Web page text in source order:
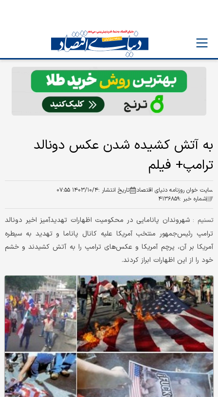
به آتش کشیده شدن عکس دونالد
ترامپ+ فیلم
سایت خوان روزنامه دنیای اقتصاد تاریخ انتشار :۱۴۰۳/۱۰/۴ ۰۷:۵۵
شماره خبر :۴۱۳۶۸۵۹
تسنیم :شهروندان پانامایی در محکومیت اظهارات تهدیدآمیز اخیر دونالد
ترامپ رئیس‌جمهور منتخب آمریکا علیه کانال پاناما و تهدید به سیطره
آمریکا بر آن، پرچم آمریکا و عکس‌های ترامپ را به آتش کشیدند و خشم
خود را از این اظهارات ابراز کردند.